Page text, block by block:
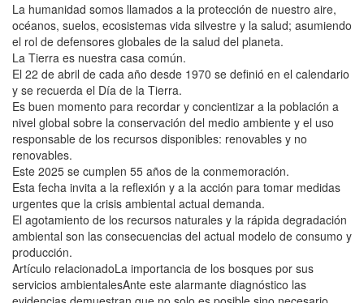
La humanidad somos llamados a la protección de nuestro aire,
océanos, suelos, ecosistemas vida silvestre y la salud; asumiendo
el rol de defensores globales de la salud del planeta.
La Tierra es nuestra casa común.
El 22 de abril de cada año desde 1970 se definió en el calendario
y se recuerda el Día de la Tierra.
Es buen momento para recordar y concientizar a la población a
nivel global sobre la conservación del medio ambiente y el uso
responsable de los recursos disponibles: renovables y no
renovables.
Este 2025 se cumplen 55 años de la conmemoración.
Esta fecha invita a la reflexión y a la acción para tomar medidas
urgentes que la crisis ambiental actual demanda.
El agotamiento de los recursos naturales y la rápida degradación
ambiental son las consecuencias del actual modelo de consumo y
producción.
Artículo relacionadoLa importancia de los bosques por sus
servicios ambientalesAnte este alarmante diagnóstico las